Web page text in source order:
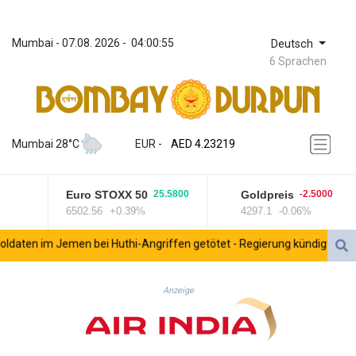
Mumbai - 07.08. 2026 - 04:00:55 Deutsch
6 Sprachen
Mumbai 28°C EUR -
ZWL 371.026941
AED 4.23219
AFN 75.487156
AMD 422.01525
AOA 1057.77368
ARS 1728.100843
AUD 1.638766
AZN 1.960789
BAM 1.952207
BBD 2.320219
BDT 142.597521
Euro STOXX 50 25.5800
6502.56 +0.39%
Goldpreis -2.5000
4297.1 -0.06%
im Jemen bei Huthi-Angriffen getötet - Regierung kündigt
Anzeige